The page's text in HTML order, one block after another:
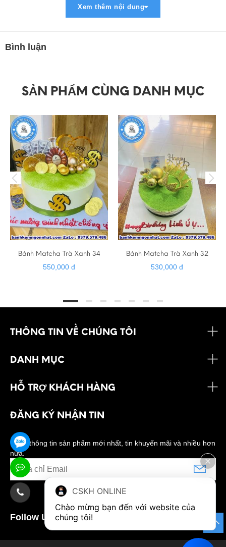
✅ Miễn phí vận chuyển trong bán kính 5km
, Momo
➖➖➖➖➖➖➖➖➖➖➖➖➖➖➖➖
☎ HOTLINE - ZALO - VIBER : 0379 579 486
➡️ Website : banhkemngonnhat.com
➡️ Gmail : banhkemhiendai@gmail.com
➡️ Giao hàng tận nơi
➡️ Cảm ơn quý khách đã luôn tin tưởng và ủng hộ ❤️
Xem thêm nội dung
Bình luận
SẢN PHẨM CÙNG DANH MỤC
Bánh Matcha Trà Xanh 34
550,000 đ
Bánh Matcha Trà Xanh 32
530,000 đ
THÔNG TIN VỀ CHÚNG TÔI
DANH MỤC
HỖ TRỢ KHÁCH HÀNG
ĐĂNG KÝ NHẬN TIN
Nhận thông tin sản phẩm mới nhất, tin khuyến mãi và nhiều hơn
nữa.
Follow Us:
CSKH ONLINE
Chào mừng bạn đến với website của
chúng tôi!